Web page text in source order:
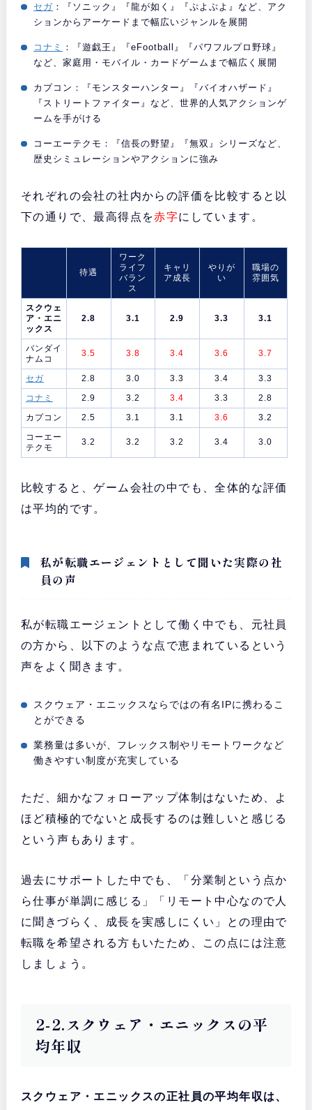
セガ ：『ソニック』『龍が如く』『ぷよぷよ』など、アク
ションからアーケードまで幅広いジャンルを展開
コナミ
：『遊戯王』『eFootball』『パワフルプロ野球』
など、家庭用・モバイル・カードゲームまで幅広く展開
カプコン：『モンスターハンター』『バイオハザード』
『ストリートファイター』など、世界的人気アクションゲ
ームを手がける
コーエーテクモ：『信長の野望』『無双』シリーズなど、
歴史シミュレーションやアクションに強み
それぞれの会社の社内からの評価を比較すると以
下の通りで、最高得点を赤字にしています。
待遇
ワーク
ライフ
バラン
ス
キャリ
ア成長
やりが
い
職場の
雰囲気
スクウェ
ア・エニ
ックス
2.8 3.1 2.9 3.3 3.1
バンダイ
ナムコ
3.5 3.8 3.4 3.6 3.7
セガ 2.8 3.0 3.3 3.4
3.3
コナミ
2.9 3.2 3.4 3.3
2.8
カプコン
2.5 3.1 3.1 3.6
3.2
コーエー
テクモ
3.2 3.2 3.2 3.4 3.0
比較すると、ゲーム会社の中でも、全体的な評価
は平均的です。
私が転職エージェントとして聞いた実際の社
員の声
私が転職エージェントとして働く中でも、元社員
の方から、以下のような点で恵まれているという
声をよく聞きます。
スクウェア・エニックスならではの有名IPに携わるこ
とができる
業務量は多いが、フレックス制やリモートワークなど
働きやすい制度が充実している
ただ、細かなフォローアップ体制はないため、よ
ほど積極的でないと成長するのは難しいと感じる
という声もあります。
過去にサポートした中でも、「分業制という点か
ら仕事が単調に感じる」「リモート中心なので人
に聞きづらく、成長を実感しにくい」との理由で
転職を希望される方もいたため、この点には注意
しましょう。
2-2.スクウェア・エニックスの平
均年収
スクウェア・エニックスの正社員の平均年収は、